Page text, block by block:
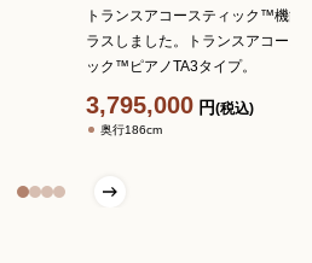
トランスアコースティック™機能
ラスしました。トランスアコース
ック™ピアノTA3タイプ。
3,795,000円(税込)
奥行186cm